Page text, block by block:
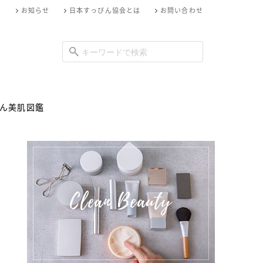
美肌図鑑
お知らせ 日本すっぴん協会とは お問い合わせ